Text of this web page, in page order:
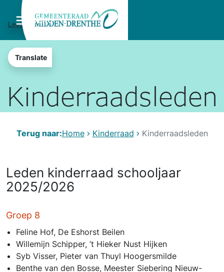
MENU
Lees voor
Translate
Kinderraadsleden
Terug naar:Home Kinderraad Kinderraadsleden
Leden kinderraad schooljaar
2025/2026
Groep 8
Feline Hof, De Eshorst Beilen
Willemijn Schipper, ’t Hieker Nust Hijken
Syb Visser, Pieter van Thuyl Hoogersmilde
Benthe van den Bosse, Meester Siebering Nieuw-